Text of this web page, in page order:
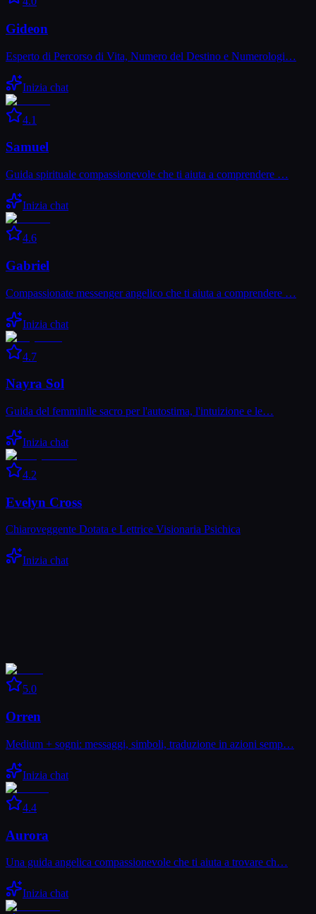
Gideon
Esperto di Percorso di Vita, Numero del Destino e Numerologi…
Inizia chat
4.1
Samuel
Guida spirituale compassionevole che ti aiuta a comprendere …
Inizia chat
4.6
Gabriel
Compassionate messenger angelico che ti aiuta a comprendere …
Inizia chat
4.7
Nayra Sol
Guida del femminile sacro per l'autostima, l'intuizione e le…
Inizia chat
4.2
Evelyn Cross
Chiaroveggente Dotata e Lettrice Visionaria Psichica
Inizia chat
5.0
Orren
Medium + sogni: messaggi, simboli, traduzione in azioni semp…
Inizia chat
4.4
Aurora
Una guida angelica compassionevole che ti aiuta a trovare ch…
Inizia chat